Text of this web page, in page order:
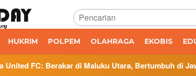
HUKRIM POLPEM OLAHRAGA EKOBIS
Maluku Utara, Bertumbuh di Jawa Tengah